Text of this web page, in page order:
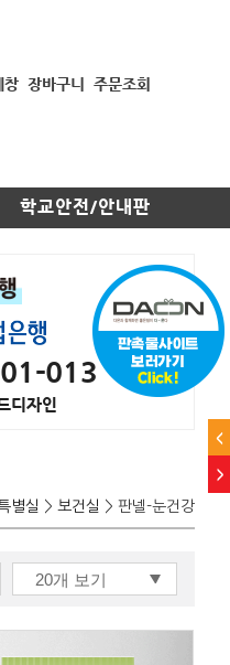
창 장바구니 주문조회
학교안전/안내판
013
디자인
별실 > 보건실 > 판넬-눈건강
<
>